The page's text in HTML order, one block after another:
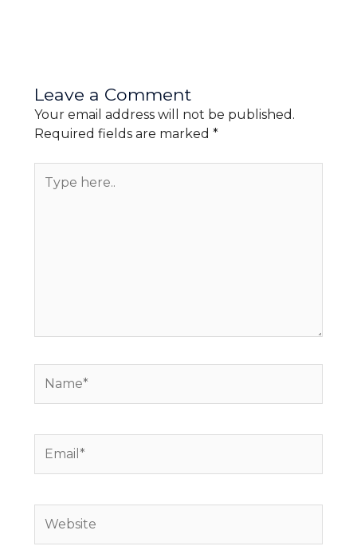
Leave a Comment
Your email address will not be published.
Required fields are marked *
here..